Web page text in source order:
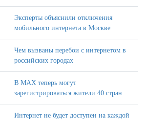
Эксперты объяснили отключения
мобильного интернета в Москве
Чем вызваны перебои с интернетом в
российских городах
В MAX теперь могут
зарегистрироваться жители 40 стран
Интернет не будет доступен на каждой